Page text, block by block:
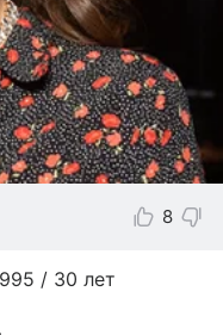
8
/ 30 лет